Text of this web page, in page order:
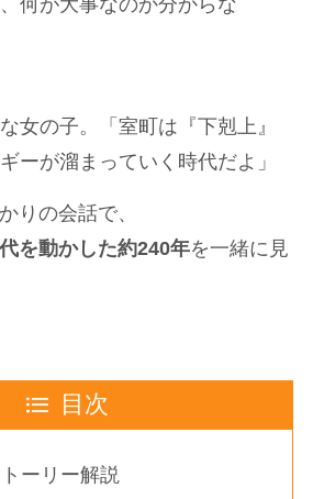
何が大事なのか分からな
女の子。「室町は『下剋上』
ーが溜まっていく時代だよ」
りの会話で、
を動かした約240年を一緒に見
目次
ーリー解説